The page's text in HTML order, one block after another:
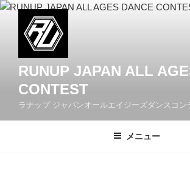
コ
ッ
RUNUP JAPAN ALL
CONTEST
ラナップ ジャパンオールエイジーズダンスコン
メニュー